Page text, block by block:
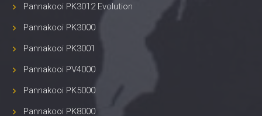
Pannakooi PK3012 Evolution
Pannakooi PK3000
Pannakooi PK3001
Pannakooi PV4000
Pannakooi PK5000
Pannakooi PK8000